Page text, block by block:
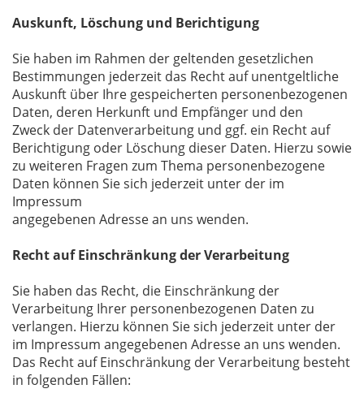
Auskunft, Löschung und Berichtigung
Sie haben im Rahmen der geltenden gesetzlichen
Bestimmungen jederzeit das Recht auf unentgeltliche
Auskunft über Ihre gespeicherten personenbezogenen
Daten, deren Herkunft und Empfänger und den
Zweck der Datenverarbeitung und ggf. ein Recht auf
Berichtigung oder Löschung dieser Daten. Hierzu sowie
zu weiteren Fragen zum Thema personenbezogene
Daten können Sie sich jederzeit unter der im
Impressum
angegebenen Adresse an uns wenden.
Recht auf Einschränkung der Verarbeitung
Sie haben das Recht, die Einschränkung der
Verarbeitung Ihrer personenbezogenen Daten zu
verlangen. Hierzu können Sie sich jederzeit unter der
im Impressum angegebenen Adresse an uns wenden.
Das Recht auf Einschränkung der Verarbeitung besteht
in folgenden Fällen: